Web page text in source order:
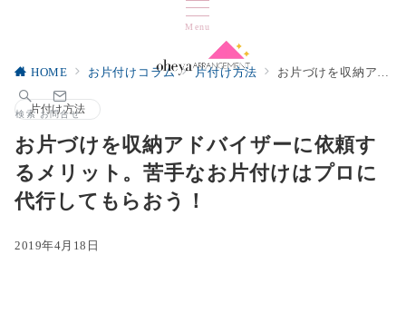
Menu
検索 お問合せ
HOME お片付けコラム 片付け方法 お片づけを収納アドバイザーに依頼するメリット。苦手なお片付けはプロに代行してもらおう！
片付け方法
お片づけを収納アドバイザーに依頼す
るメリット。苦手なお片付けはプロに
代行してもらおう！
2019年4月18日